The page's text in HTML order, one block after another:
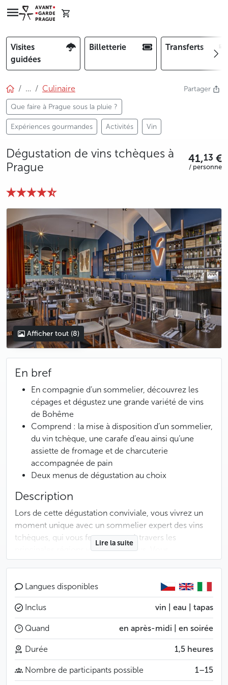
Visites
guidées
Billetterie Transferts
… Culinaire
Que faire à Prague sous la pluie ?
Expériences gourmandes Activités Vin
Partager
Dégustation de vins tchèques à
Prague
41,13 €
/ personne
photo 5
photo 6
photo 7
photo 8
Afficher tout (8)
En bref
En compagnie d’un sommelier, découvrez les
cépages et dégustez une grande variété de vins
de Bohême
Comprend : la mise à disposition d’un sommelier,
du vin tchèque, une carafe d’eau ainsi qu’une
assiette de fromage et de charcuterie
accompagnée de pain
Deux menus de dégustation au choix
Description
Lors de cette dégustation conviviale, vous vivrez un
moment unique avec un sommelier expert des vins
tchèques, qui vous fera voyager à travers les
principales régions viticoles du pays. Vous
découvrirez l’histoire, les cépages emblématiques et
Au-delà de l’aspect œnologique, cette expérience
vous plongera aussi dans la culture tchèque : vous
apprendrez comment les Tchèques consomment le
vin et à quelles occasions.
Laissez-vous surprendre par la richesse aromatique et
la diversité des crus proposés. Une manière originale,
Lire la suite
Langues disponibles
Inclus vin | eau | tapas
Quand en après-midi | en soirée
Durée 1,5 heures
Nombre de participants possible 1–15